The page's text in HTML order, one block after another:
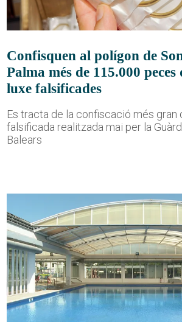
Confisquen al polígon de
Palma més de 115.000
luxe falsificades
Es tracta de la confiscació més gran
falsificada realitzada mai per la
Balears